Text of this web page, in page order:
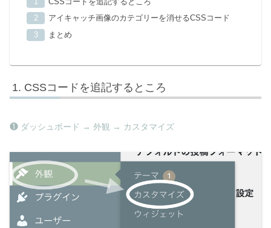
アイキャッチ画像のカテゴリーを消せるCSSコード
まとめ
CSSコードを追記するところ
❶ ダッシュボード → 外観 → カスタマイズ